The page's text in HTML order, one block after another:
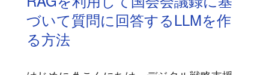
づいて質問に回答するLLMを作
る方法